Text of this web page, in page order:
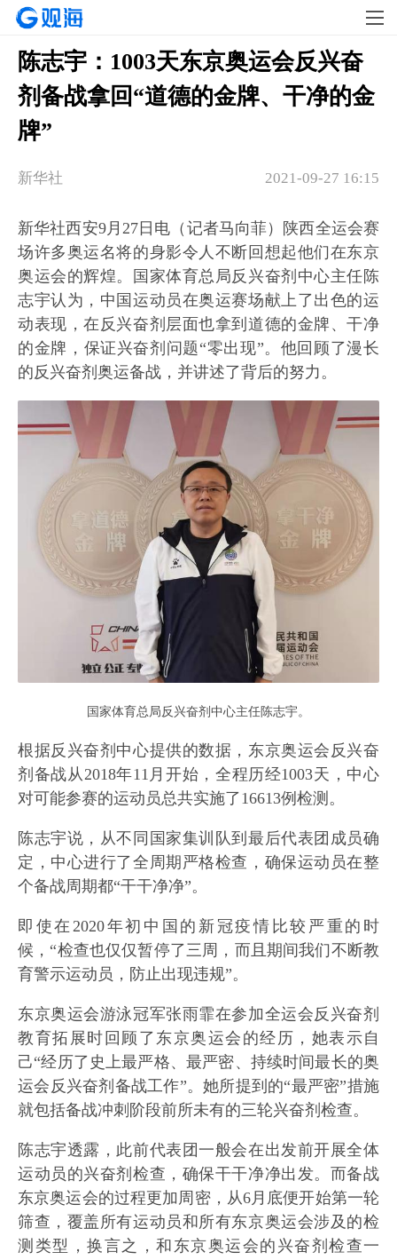
陈志宇：1003天东京奥运会反兴奋
剂备战拿回“道德的金牌、干净的金
牌”
2021-09-27 16:15
新华社
新华社西安9月27日电（记者马向菲）陕西全运会赛
场许多奥运名将的身影令人不断回想起他们在东京
奥运会的辉煌。国家体育总局反兴奋剂中心主任陈
志宇认为，中国运动员在奥运赛场献上了出色的运
动表现，在反兴奋剂层面也拿到道德的金牌、干净
的金牌，保证兴奋剂问题“零出现”。他回顾了漫长
的反兴奋剂奥运备战，并讲述了背后的努力。
国家体育总局反兴奋剂中心主任陈志宇。
根据反兴奋剂中心提供的数据，东京奥运会反兴奋
剂备战从2018年11月开始，全程历经1003天，中心
对可能参赛的运动员总共实施了16613例检测。
陈志宇说，从不同国家集训队到最后代表团成员确
定，中心进行了全周期严格检查，确保运动员在整
个备战周期都“干干净净”。
即使在2020年初中国的新冠疫情比较严重的时
候，“检查也仅仅暂停了三周，而且期间我们不断教
育警示运动员，防止出现违规”。
东京奥运会游泳冠军张雨霏在参加全运会反兴奋剂
教育拓展时回顾了东京奥运会的经历，她表示自
己“经历了史上最严格、最严密、持续时间最长的奥
运会反兴奋剂备战工作”。她所提到的“最严密”措施
就包括备战冲刺阶段前所未有的三轮兴奋剂检查。
陈志宇透露，此前代表团一般会在出发前开展全体
运动员的兴奋剂检查，确保干干净净出发。而备战
东京奥运会的过程更加周密，从6月底便开始第一轮
筛查，覆盖所有运动员和所有东京奥运会涉及的检
测类型，换言之，和东京奥运会的兴奋剂检查一